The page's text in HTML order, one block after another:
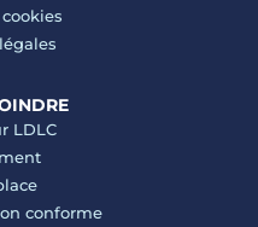
LDLC
conforme